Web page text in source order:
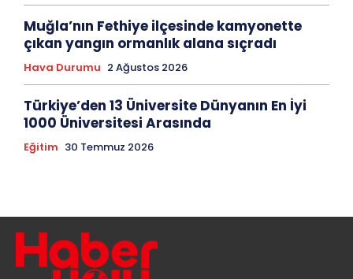
Muğla’nın Fethiye ilçesinde kamyonette
çıkan yangın ormanlık alana sıçradı
Hava Durumu 2 Ağustos 2026
Türkiye’den 13 Üniversite Dünyanın En İyi
1000 Üniversitesi Arasında
Eğitim 30 Temmuz 2026